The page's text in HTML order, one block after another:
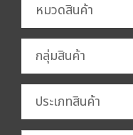
หมวดสินค้า
กลุ่มสินค้า
ประเภทสินค้า